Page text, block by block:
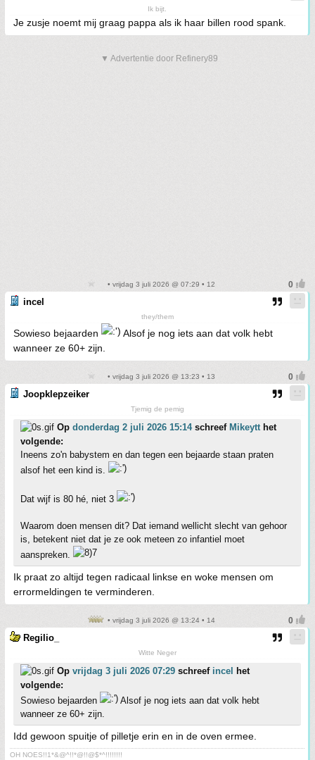
Ik bijt.
Je zusje noemt mij graag pappa als ik haar billen rood spank.
▼ Advertentie door Refinery89
• vrijdag 3 juli 2026 @ 07:29 • 12
incel
they/them
Sowieso bejaarden
Alsof je nog iets aan dat volk hebt
wanneer ze 60+ zijn.
• vrijdag 3 juli 2026 @ 13:23 • 13
Joopklepzeiker
Tjemig de pemig
Op donderdag 2 juli 2026 15:14schreef Mikeytthet
volgende:
Ineens zo'n babystem en dan tegen een bejaarde staan praten
alsof het een kind is.
Dat wijf is 80 hé, niet 3
Waarom doen mensen dit? Dat iemand wellicht slecht van gehoor
is, betekent niet dat je ze ook meteen zo infantiel moet
aanspreken.
Ik praat zo altijd tegen radicaal linkse en woke mensen om
errormeldingen te verminderen.
• vrijdag 3 juli 2026 @ 13:24 • 14
Regilio_
Witte Neger
Op vrijdag 3 juli 2026 07:29 schreef incel
het
volgende:
Sowieso bejaarden
Alsof je nog iets aan dat volk hebt
wanneer ze 60+ zijn.
Idd gewoon spuitje of pilletje erin en in de oven ermee.
OH NOES!!1*&@^!!*@!!@$*^!!!!!!!!